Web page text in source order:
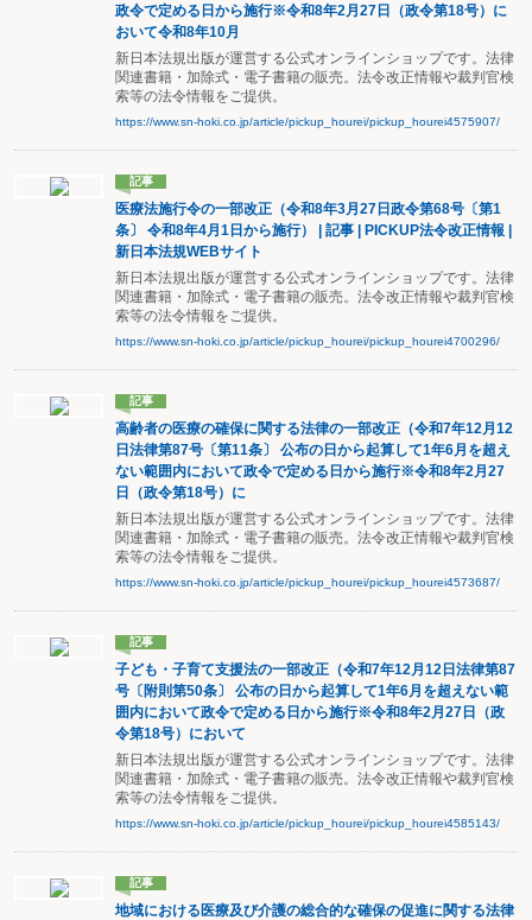
政令で定める日から施行※令和8年2月27日（政令第18号）に
おいて令和8年10月
新日本法規出版が運営する公式オンラインショップです。法律
関連書籍・加除式・電子書籍の販売。法令改正情報や裁判官検
索等の法令情報をご提供。
https://www.sn-hoki.co.jp/article/pickup_hourei/pickup_hourei4575907/
記事
医療法施行令の一部改正（令和8年3月27日政令第68号〔第1
条〕 令和8年4月1日から施行） | 記事 | PICKUP法令改正情報 |
新日本法規WEBサイト
新日本法規出版が運営する公式オンラインショップです。法律
関連書籍・加除式・電子書籍の販売。法令改正情報や裁判官検
索等の法令情報をご提供。
https://www.sn-hoki.co.jp/article/pickup_hourei/pickup_hourei4700296/
記事
高齢者の医療の確保に関する法律の一部改正（令和7年12月12
日法律第87号〔第11条〕 公布の日から起算して1年6月を超え
ない範囲内において政令で定める日から施行※令和8年2月27
日（政令第18号）に
新日本法規出版が運営する公式オンラインショップです。法律
関連書籍・加除式・電子書籍の販売。法令改正情報や裁判官検
索等の法令情報をご提供。
https://www.sn-hoki.co.jp/article/pickup_hourei/pickup_hourei4573687/
記事
子ども・子育て支援法の一部改正（令和7年12月12日法律第87
号〔附則第50条〕 公布の日から起算して1年6月を超えない範
囲内において政令で定める日から施行※令和8年2月27日（政
令第18号）において
新日本法規出版が運営する公式オンラインショップです。法律
関連書籍・加除式・電子書籍の販売。法令改正情報や裁判官検
索等の法令情報をご提供。
https://www.sn-hoki.co.jp/article/pickup_hourei/pickup_hourei4585143/
記事
地域における医療及び介護の総合的な確保の促進に関する法律